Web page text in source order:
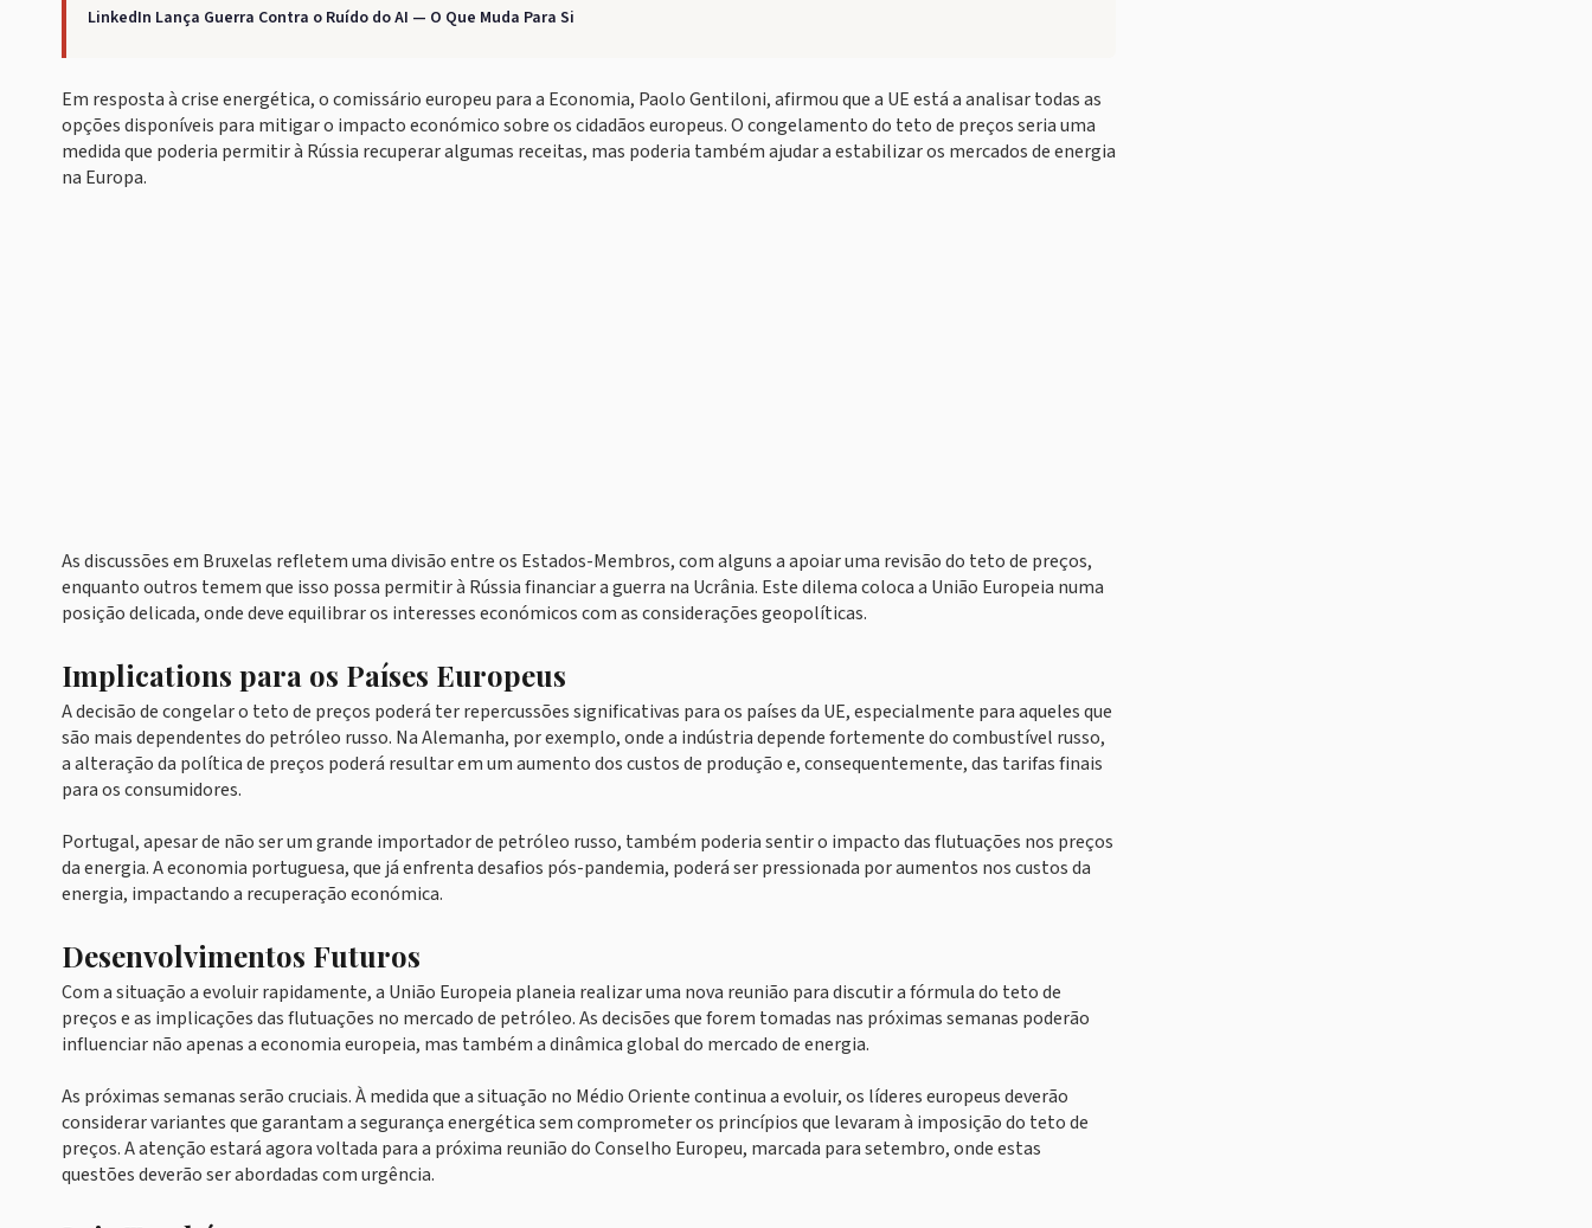
LinkedIn Lança Guerra Contra o Ruído do AI — O Que Muda Para Si
Em resposta à crise energética, o comissário europeu para a Economia, Paolo Gentiloni, afirmou que a UE está a analisar todas as
opções disponíveis para mitigar o impacto económico sobre os cidadãos europeus. O congelamento do teto de preços seria uma
medida que poderia permitir à Rússia recuperar algumas receitas, mas poderia também ajudar a estabilizar os mercados de energia
na Europa.
As discussões em Bruxelas refletem uma divisão entre os Estados-Membros, com alguns a apoiar uma revisão do teto de preços,
enquanto outros temem que isso possa permitir à Rússia financiar a guerra na Ucrânia. Este dilema coloca a União Europeia numa
posição delicada, onde deve equilibrar os interesses económicos com as considerações geopolíticas.
Implications para os Países Europeus
A decisão de congelar o teto de preços poderá ter repercussões significativas para os países da UE, especialmente para aqueles que
são mais dependentes do petróleo russo. Na Alemanha, por exemplo, onde a indústria depende fortemente do combustível russo,
a alteração da política de preços poderá resultar em um aumento dos custos de produção e, consequentemente, das tarifas finais
para os consumidores.
Portugal, apesar de não ser um grande importador de petróleo russo, também poderia sentir o impacto das flutuações nos preços
da energia. A economia portuguesa, que já enfrenta desafios pós-pandemia, poderá ser pressionada por aumentos nos custos da
energia, impactando a recuperação económica.
Desenvolvimentos Futuros
Com a situação a evoluir rapidamente, a União Europeia planeia realizar uma nova reunião para discutir a fórmula do teto de
preços e as implicações das flutuações no mercado de petróleo. As decisões que forem tomadas nas próximas semanas poderão
influenciar não apenas a economia europeia, mas também a dinâmica global do mercado de energia.
As próximas semanas serão cruciais. À medida que a situação no Médio Oriente continua a evoluir, os líderes europeus deverão
considerar variantes que garantam a segurança energética sem comprometer os princípios que levaram à imposição do teto de
preços. A atenção estará agora voltada para a próxima reunião do Conselho Europeu, marcada para setembro, onde estas
questões deverão ser abordadas com urgência.